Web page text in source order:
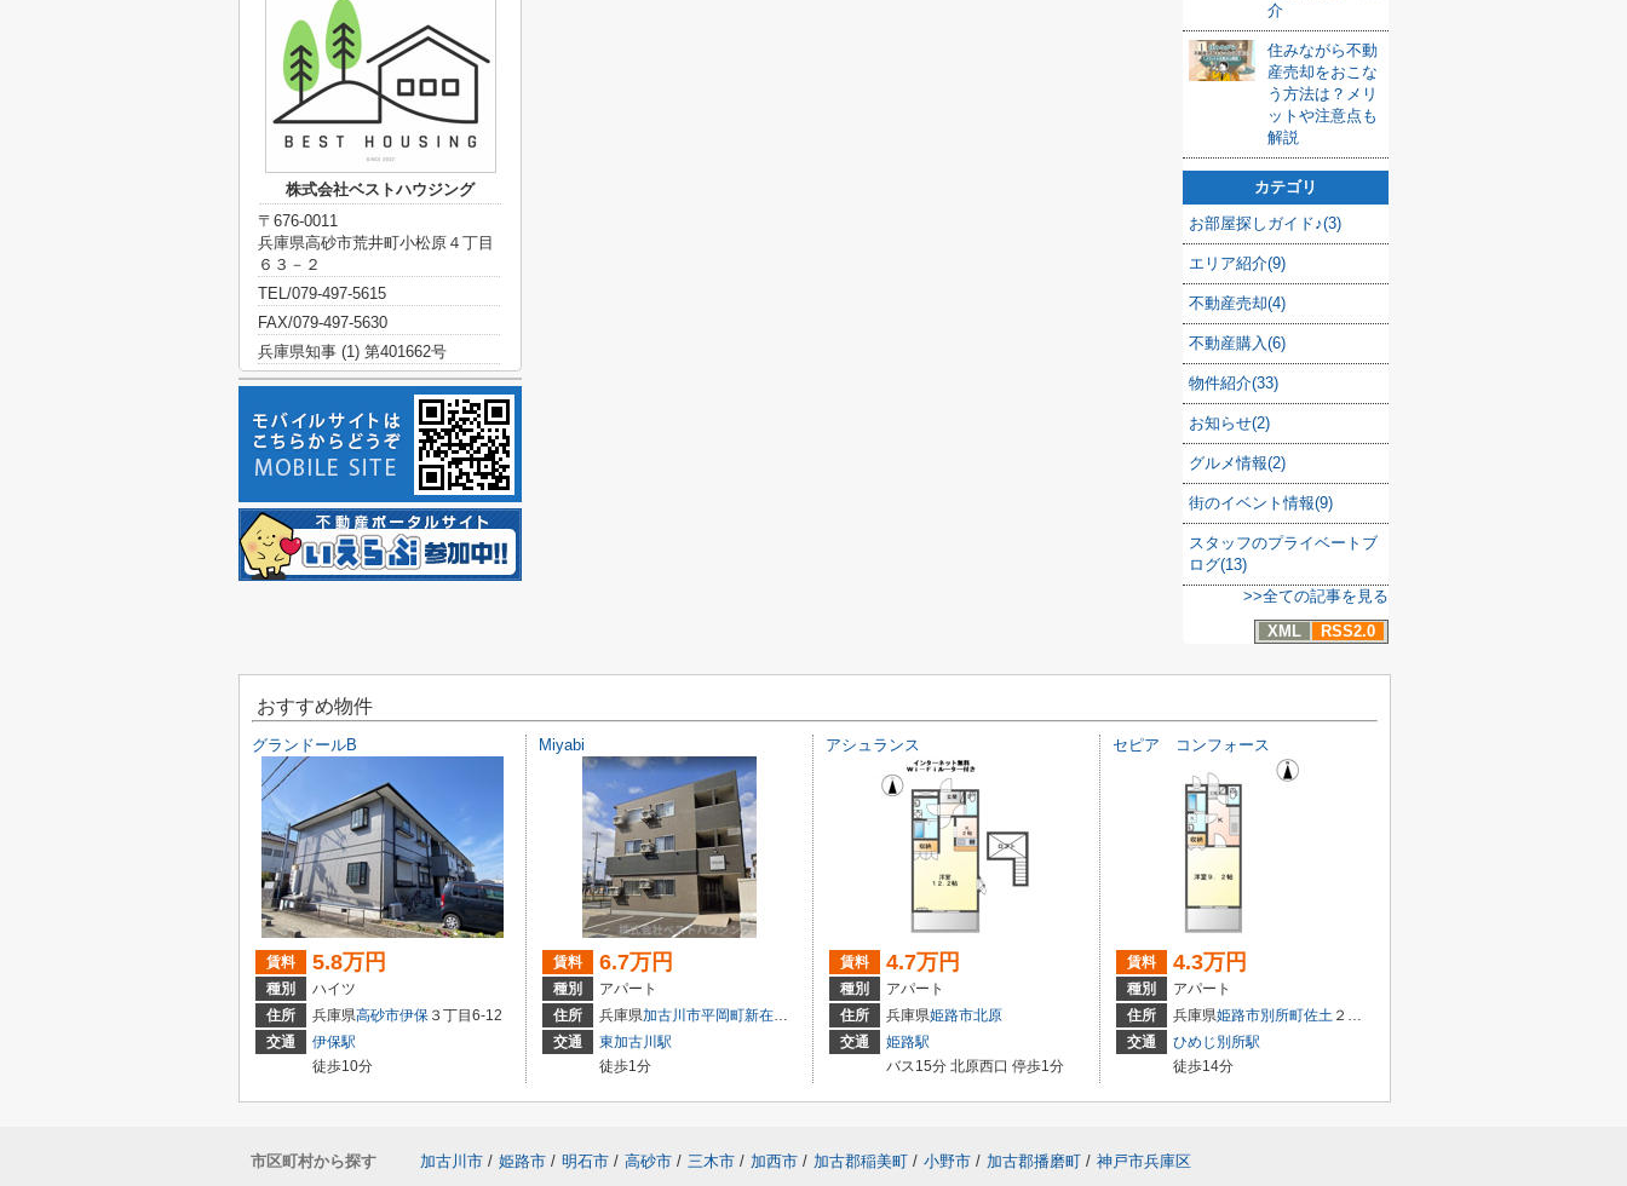
介
住みながら不動
産売却をおこな
う方法は？メリ
ットや注意点も
解説
カテゴリ
お部屋探しガイド♪(3)
エリア紹介(9)
不動産売却(4)
不動産購入(6)
物件紹介(33)
お知らせ(2)
グルメ情報(2)
街のイベント情報(9)
スタッフのプライベートブ
ログ(13)
>>全ての記事を見る
XML
RSS2.0
株式会社ベストハウジング
〒676-0011
兵庫県高砂市荒井町小松原４丁目
６３－２
TEL/079-497-5615
FAX/079-497-5630
兵庫県知事 (1) 第401662号
おすすめ物件
グランドールB
賃料 5.8万円
種別
ハイツ
住所
兵庫県高砂市伊保 ３丁目6-12
交通
伊保駅
徒歩10分
Miyabi
賃料 6.7万円
種別
アパート
住所
兵庫県加古川市平岡町新在家
1356-3
交通
東加古川駅
徒歩1分
アシュランス
賃料 4.7万円
種別
アパート
住所
兵庫県姫路市北原
交通
姫路駅
バス15分 北原西口 停歩1分
セピア コンフォース
賃料 4.3万円
種別
アパート
住所
兵庫県姫路市別所町佐土 ２丁目
交通
ひめじ別所駅
徒歩14分
市区町村から探す 加古川市 / 姫路市 / 明石市 / 高砂市 / 三木市 / 加西市 / 加古郡稲美町 / 小野市 / 加古郡播磨町 / 神戸市兵庫区